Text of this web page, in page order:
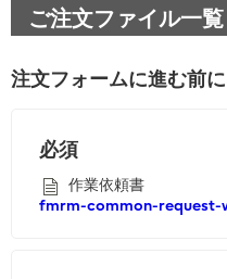
ご注文ファイル一覧
注文フォームに進む前
必須
作業依頼書
fmrm-common-request-